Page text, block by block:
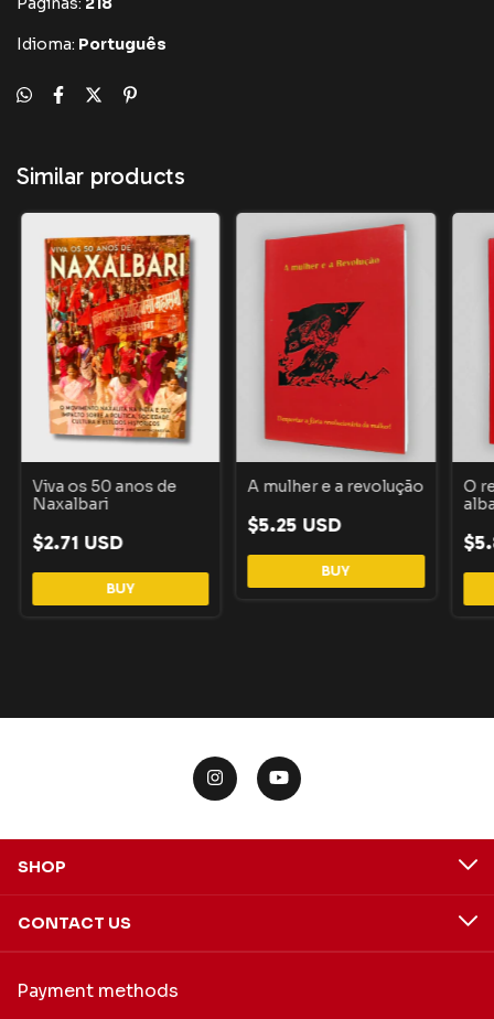
Idioma: Português
Similar products
Viva os 50 anos de
Naxalbari
$2.71 USD
A mulher e a revolução
$5.25 USD
O
do
SHOP
CONTACT US
Payment methods